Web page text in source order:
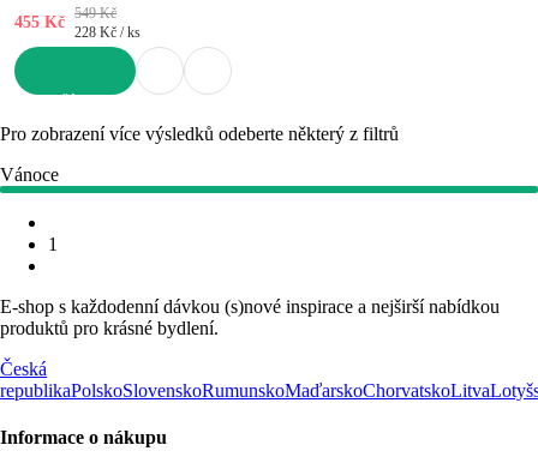
455 Kč 549 Kč
228 Kč / ks
Pro zobrazení více výsledků odeberte některý z filtrů
Vánoce
1
E-shop s každodenní dávkou (s)nové inspirace a nejširší nabídkou
produktů pro krásné bydlení.
Česká
republikaPolskoSlovenskoRumunskoMaďarskoChorvatskoLitva
Informace o nákupu